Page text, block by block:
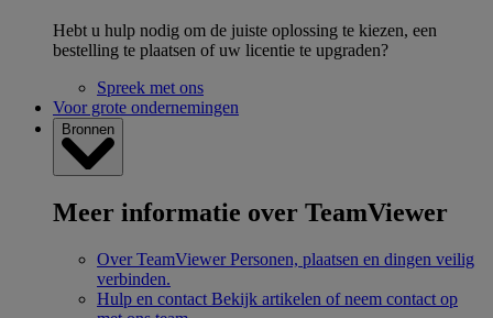
Hebt u hulp nodig om de juiste oplossing te kiezen, een
bestelling te plaatsen of uw licentie te upgraden?
Spreek met ons
Voor grote ondernemingen
Bronnen
Meer informatie over TeamViewer
Over TeamViewer Personen, plaatsen en dingen veilig
verbinden.
Hulp en contact Bekijk artikelen of neem contact op